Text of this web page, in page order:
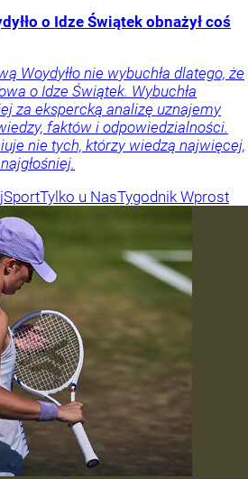
o Idze Świątek obnażył coś
Woydyłło nie wybuchła dlatego, że
o Idze Świątek. Wybuchła
za ekspercką analizę uznajemy
faktów i odpowiedzialności.
nie tych, którzy wiedzą najwięcej,
SportTylko u NasTygodnik Wprost